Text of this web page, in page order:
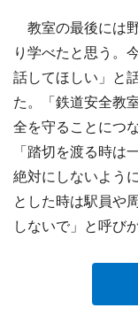
教室の最後には
り学べたと思う。
話してほしい」と
た。「鉄道安全教
全を守ることにつ
「踏切を渡る時は
絶対にしないよう
とした時は駅員や
しないで」と呼び